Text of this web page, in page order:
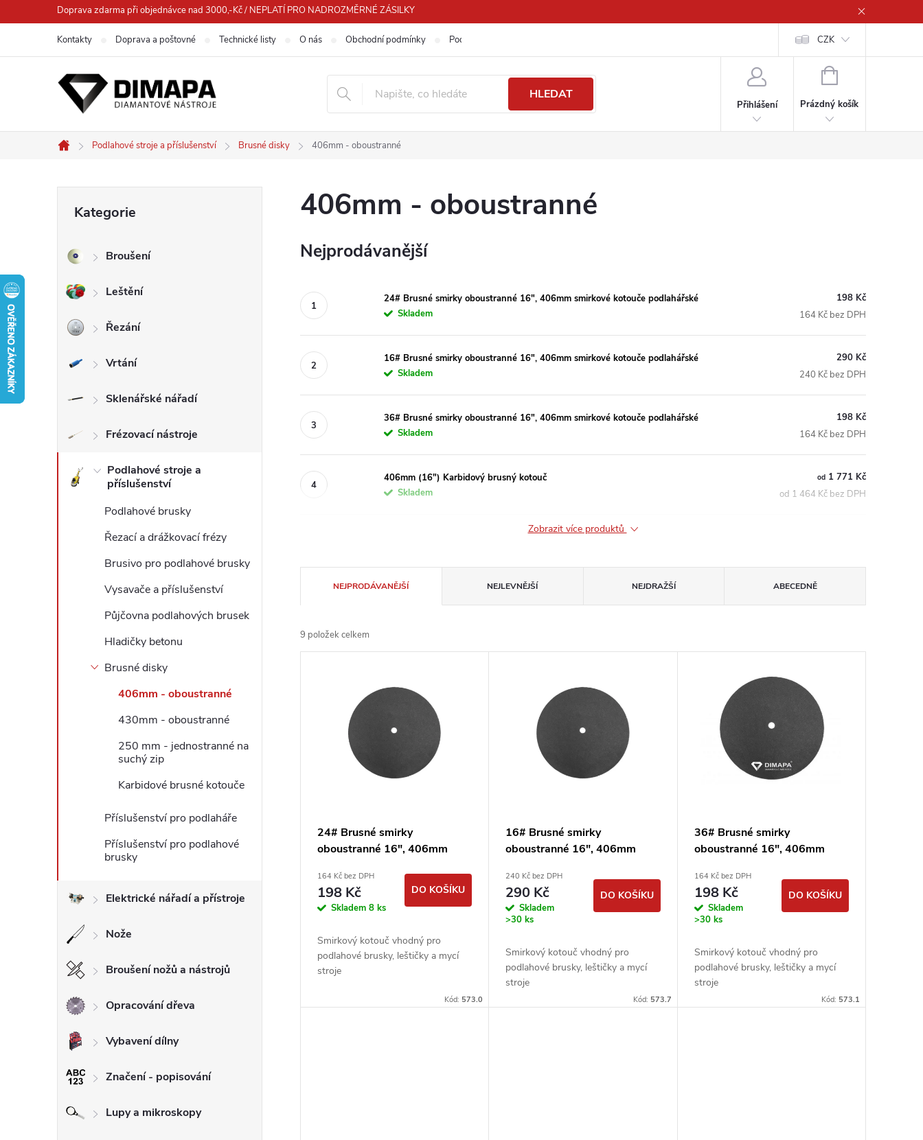
na
Doprava zdarma při objednávce nad 3000,-Kč / NEPLATÍ PRO NADROZMĚRNÉ ZÁSILKY
Kontakty Doprava a poštovné Technické listy O nás Obchodní podmínky Podmínky ochrany osobních údajů CZK
HLEDAT
Přihlášení
NÁKUPNÍ
Prázdný košík
Domů
Podlahové stroje a příslušenství Brusné disky 406mm - oboustranné
s
a
n
n
kategorie
Kategorie
Broušení
Leštění
Řezání
Vrtání
Sklenářské nářadí
Frézovací nástroje
Podlahové stroje a
příslušenství
Podlahové brusky
Řezací a drážkovací frézy
Brusivo pro podlahové brusky
Vysavače a příslušenství
Půjčovna podlahových brusek
Hladičky betonu
Brusné disky
406mm - oboustranné
430mm - oboustranné
250 mm - jednostranné na
suchý zip
Karbidové brusné kotouče
Příslušenství pro podlaháře
Příslušenství pro podlahové
brusky
Elektrické nářadí a přístroje
Nože
Broušení nožů a nástrojů
Opracování dřeva
Vybavení dílny
Značení - popisování
Lupy a mikroskopy
406mm - oboustranné
Nejprodávanější
24# Brusné smirky oboustranné 16", 406mm smirkové kotouče podlahářské
Skladem
198 Kč
164 Kč bez DPH
16# Brusné smirky oboustranné 16", 406mm smirkové kotouče podlahářské
Skladem
290 Kč
240 Kč bez DPH
36# Brusné smirky oboustranné 16", 406mm smirkové kotouče podlahářské
Skladem
198 Kč
164 Kč bez DPH
406mm (16") Karbidový brusný kotouč
Skladem
od 1 771 Kč
od 1 464 Kč bez DPH
Zobrazit více produktů
a
z
NEJPRODÁVANĚJŠÍ NEJLEVNĚJŠÍ NEJDRAŽŠÍ ABECEDNĚ
9 položek celkem
k
24# Brusné smirky
oboustranné 16", 406mm
podlahářské
164 Kč bez DPH
198 Kč
Skladem 8 ks
DO KOŠÍKU
Smirkový kotouč vhodný pro
podlahové brusky, leštičky a mycí
stroje
Kód: 573.0
16# Brusné smirky
oboustranné 16", 406mm
podlahářské
240 Kč bez DPH
290 Kč
Skladem
>30 ks
DO KOŠÍKU
Smirkový kotouč vhodný pro
podlahové brusky, leštičky a mycí
stroje
Kód: 573.7
36# Brusné smirky
oboustranné 16", 406mm
podlahářské
164 Kč bez DPH
198 Kč
Skladem
>30 ks
DO KOŠÍKU
Smirkový kotouč vhodný pro
podlahové brusky, leštičky a mycí
stroje
Kód: 573.1